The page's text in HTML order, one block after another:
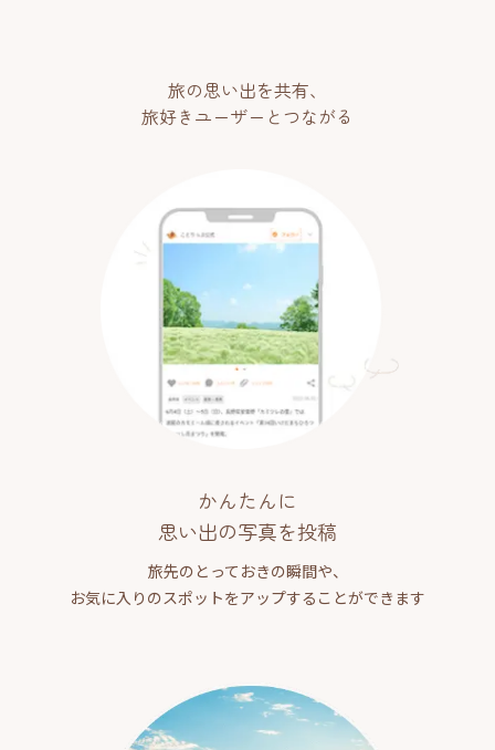
旅の思い出を共有、
旅好きユーザーとつながる
かんたんに
思い出の写真を投稿
旅先のとっておきの瞬間や、
お気に入りのスポットをアップすることができます